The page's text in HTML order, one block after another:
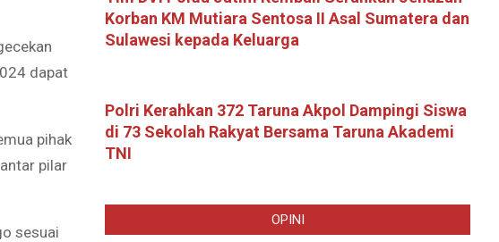
dapat
pihak
pilar
sesuai
Korban KM Mutiara Sentosa II Asal Sumatera dan
Sulawesi kepada Keluarga
Polri Kerahkan 372 Taruna Akpol Dampingi Siswa
di 73 Sekolah Rakyat Bersama Taruna Akademi
TNI
OPINI